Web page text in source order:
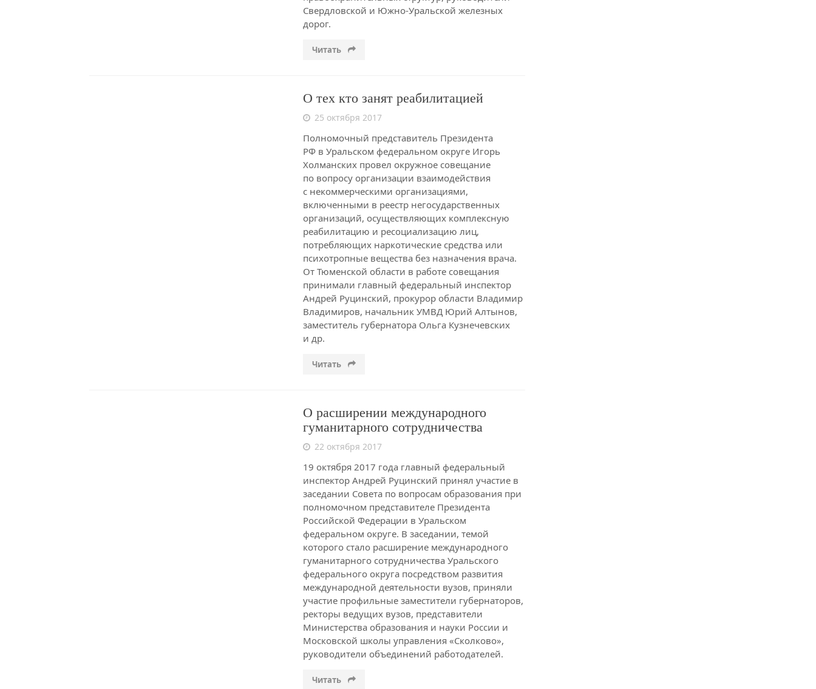
Свердловской и Южно-Уральской железных
дорог.
Читать
О тех кто занят реабилитацией
25 октября 2017
Полномочный представитель Президента
РФ в Уральском федеральном округе Игорь
Холманских провел окружное совещание
по вопросу организации взаимодействия
с некоммерческими организациями,
включенными в реестр негосударственных
организаций, осуществляющих комплексную
реабилитацию и ресоциализацию лиц,
потребляющих наркотические средства или
психотропные вещества без назначения врача.
От Тюменской области в работе совещания
принимали главный федеральный инспектор
Андрей Руцинский, прокурор области Владимир
Владимиров, начальник УМВД Юрий Алтынов,
заместитель губернатора Ольга Кузнечевских
и др.
Читать
О расширении международного
гуманитарного сотрудничества
22 октября 2017
19 октября 2017 года главный федеральный
инспектор Андрей Руцинский принял участие в
заседании Совета по вопросам образования при
полномочном представителе Президента
Российской Федерации в Уральском
федеральном округе. В заседании, темой
которого стало расширение международного
гуманитарного сотрудничества Уральского
федерального округа посредством развития
международной деятельности вузов, приняли
участие профильные заместители губернаторов,
ректоры ведущих вузов, представители
Министерства образования и науки России и
Московской школы управления «Сколково»,
руководители объединений работодателей.
Читать